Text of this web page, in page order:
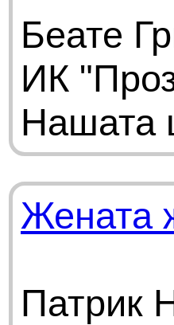
Беате
ИК
Нашата
Жената
Патрик